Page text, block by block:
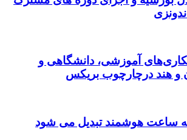
آموزشی، دانشگاهی و
و هند درچارچوب بریکس
به ساعت هوشمند تبدیل می شود